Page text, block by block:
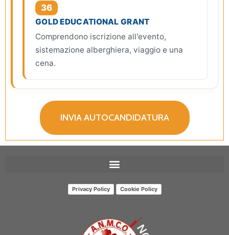
36
GOLD EDUCATIONAL GRANT
Comprendono iscrizione all'evento,
sistemazione alberghiera, viaggio e una
cena.
INVIA AUTOCANDIDATURA
Privacy Policy Cookie Policy